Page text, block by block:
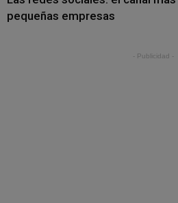
pequeñas empresas
- Publicidad -